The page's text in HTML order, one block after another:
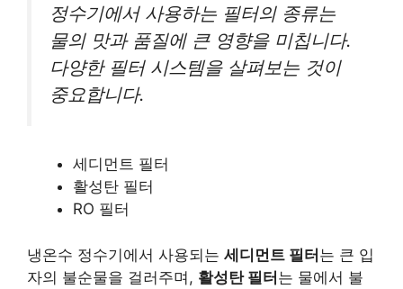
정수기에서 사용하는 필터의 종류는
물의 맛과 품질에 큰 영향을 미칩니다.
다양한 필터 시스템을 살펴보는 것이
중요합니다.
세디먼트 필터
활성탄 필터
RO 필터
냉온수 정수기에서 사용되는 세디먼트 필터는 큰 입
자의 불순물을 걸러주며, 활성탄 필터는 물에서 불